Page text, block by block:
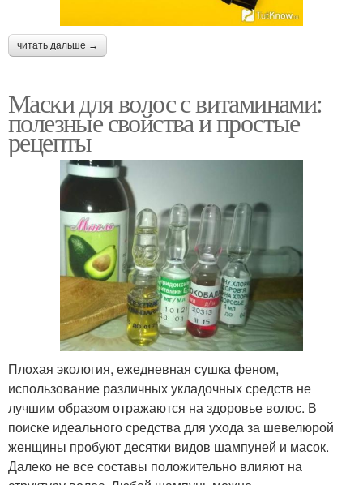
читать дальше →
Маски для волос с витаминами:
полезные свойства и простые
рецепты
Плохая экология, ежедневная сушка феном,
использование различных укладочных средств не
лучшим образом отражаются на здоровье волос. В
поиске идеального средства для ухода за шевелюрой
женщины пробуют десятки видов шампуней и масок.
Далеко не все составы положительно влияют на